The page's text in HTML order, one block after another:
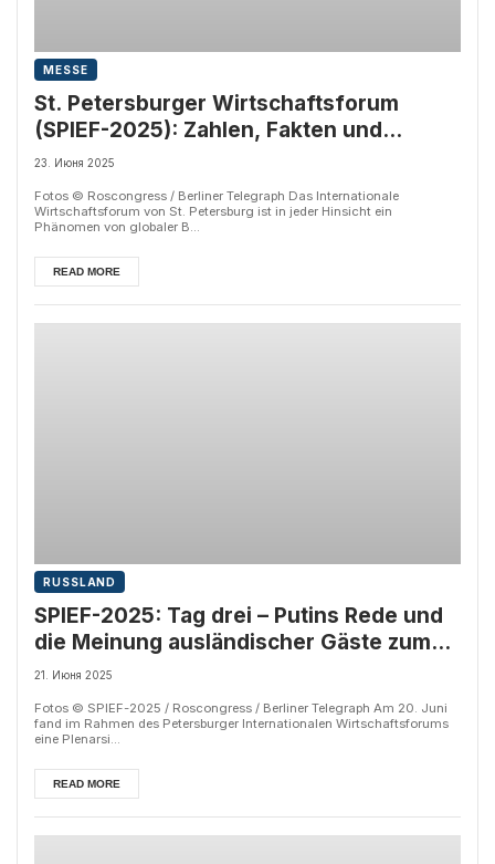
MESSE
St. Petersburger Wirtschaftsforum
(SPIEF-2025): Zahlen, Fakten und
Beobachtungen
23. Июня 2025
Fotos © Roscongress / Berliner Telegraph Das Internationale
Wirtschaftsforum von St. Petersburg ist in jeder Hinsicht ein
Phänomen von globaler B...
READ MORE
RUSSLAND
SPIEF-2025: Tag drei – Putins Rede und
die Meinung ausländischer Gäste zum
Forum
21. Июня 2025
Fotos © SPIEF-2025 / Roscongress / Berliner Telegraph Am 20. Juni
fand im Rahmen des Petersburger Internationalen Wirtschaftsforums
eine Plenarsi...
READ MORE